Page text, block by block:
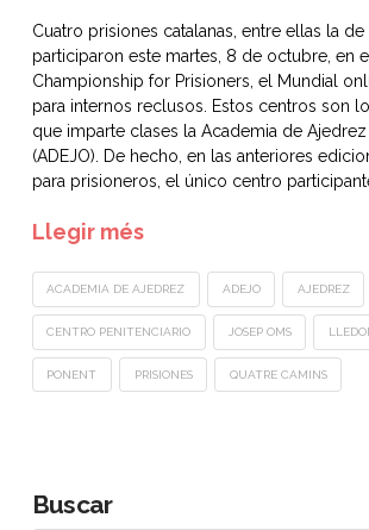
Cuatro prisiones catalanas, entre ellas la de
participaron este martes, 8 de octubre, en
Championship for Prisioners, el Mundial
para internos reclusos. Estos centros son
que imparte clases la Academia de
(ADEJO). De hecho, en las anteriores
para prisioneros, el único centro participante
Llegir més
ACADEMIA DE AJEDREZ ADEJO AJEDREZ
CENTRO PENITENCIARIO JOSEP OMS
PONENT PRISIONES QUATRE CAMINS
Buscar